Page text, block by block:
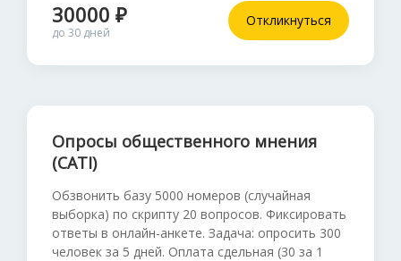
30000 ₽
до 30 дней
Откликнуться
Опросы общественного мнения
(CATI)
Обзвонить базу 5000 номеров (случайная
выборка) по скрипту 20 вопросов. Фиксировать
ответы в онлайн-анкете. Задача: опросить 300
человек за 5 дней. Оплата сдельная (30 за 1